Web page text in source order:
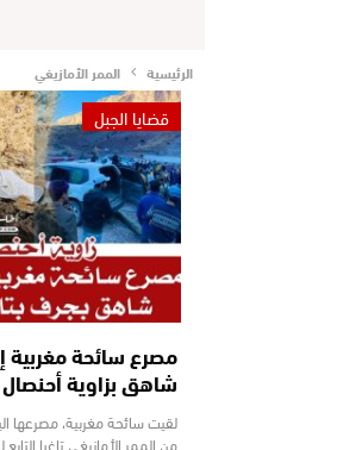
الرئيسية الممر الأمازيغي
قضايا الجبل
مصرع سائحة
شاهق بزاوية أحنصال
من الممر الأمازيغي تاغيا